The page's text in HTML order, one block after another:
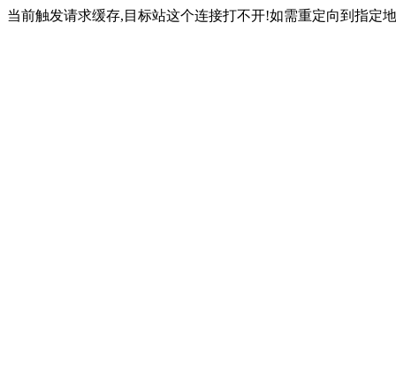
当前触发请求缓存,目标站这个连接打不开!如需重定向到指定